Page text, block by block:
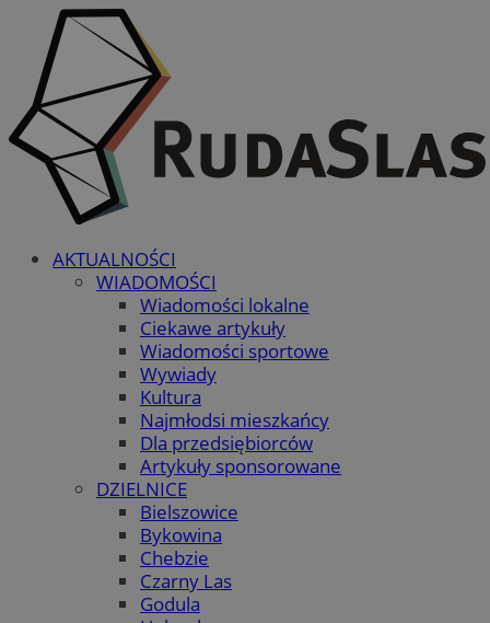
AKTUALNOŚCI
WIADOMOŚCI
Wiadomości lokalne
Ciekawe artykuły
Wiadomości sportowe
Wywiady
Kultura
Najmłodsi mieszkańcy
Dla przedsiębiorców
Artykuły sponsorowane
DZIELNICE
Bielszowice
Bykowina
Chebzie
Czarny Las
Godula